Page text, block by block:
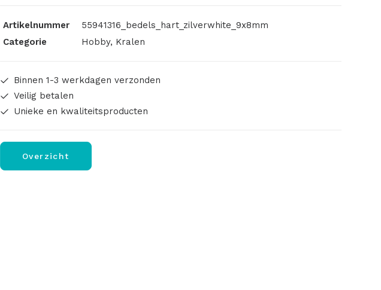
Artikelnummer
55941316_bedels_hart_zilverwhite_9x8mm
Categorie
Hobby, Kralen
Binnen 1-3 werkdagen verzonden
Veilig betalen
Unieke en kwaliteitsproducten
Overzicht